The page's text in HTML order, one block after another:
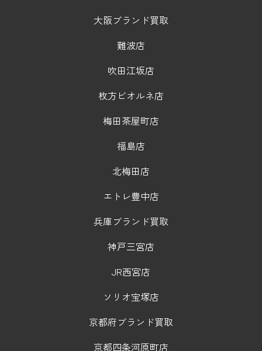
大阪ブランド買取
難波店
吹田江坂店
枚方ビオルネ店
梅田茶屋町店
福島店
北梅田店
エトレ豊中店
兵庫ブランド買取
神戸三宮店
JR西宮店
ソリオ宝塚店
京都府ブランド買取
京都四条河原町店